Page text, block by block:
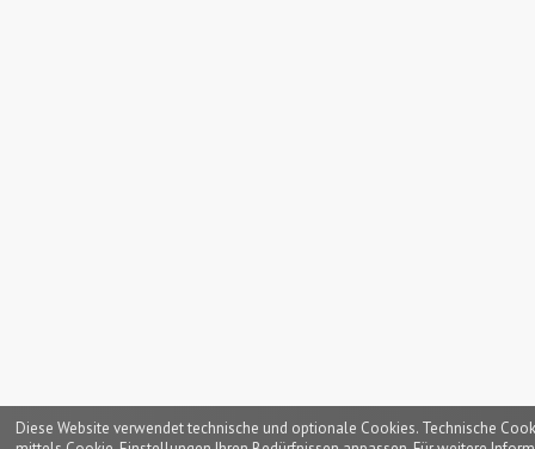
Diese Website verwendet technische und optionale Cookies. Technische